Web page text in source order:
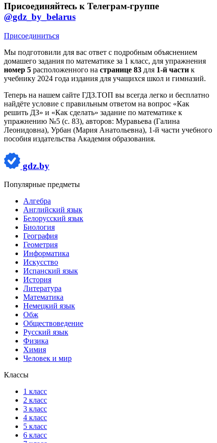
Присоединяйтесь к Телеграм-группе
@gdz_by_belarus
Присоединиться
Мы подготовили для вас ответ c подробным объяснением
домашего задания по математике за 1 класс, для упражнения
номер 5 расположенного на странице 83 для 1-й части к
учебнику 2024 года издания для учащихся школ и гимназий.
Теперь на нашем сайте ГДЗ.ТОП вы всегда легко и бесплатно
найдёте условие с правильным ответом на вопрос «Как
решить ДЗ» и «Как сделать» задание по математике к
упражнению №5 (с. 83), авторов: Муравьева (Галина
Леонидовна), Урбан (Мария Анатольевна), 1-й части учебного
пособия издательства Академия образования.
gdz.by
Популярные предметы
Алгебра
Английский язык
Белорусский язык
Биология
География
Геометрия
Информатика
Искусство
Испанский язык
История
Литература
Математика
Немецкий язык
Обж
Обществоведение
Русский язык
Физика
Химия
Человек и мир
Классы
1 класс
2 класс
3 класс
4 класс
5 класс
6 класс